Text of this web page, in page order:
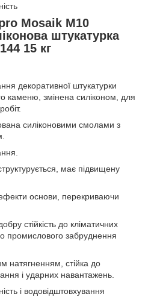
Mosaik M10
штукатурка
15 кг
декоративної штукатурки
каменю, змінена силіконом, для
силіконовими смолами з
має підвищену
основи, перекриваючи
стійкість до кліматичних
промислового забруднення
натягненням, стійка до
і ударних навантажень.
і водовідштовхування